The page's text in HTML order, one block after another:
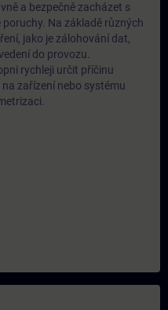
a bezpečně zacházet s
Na základě různých
jako je zálohování dat,
do provozu.
rychleji určit příčinu
zařízení nebo systému